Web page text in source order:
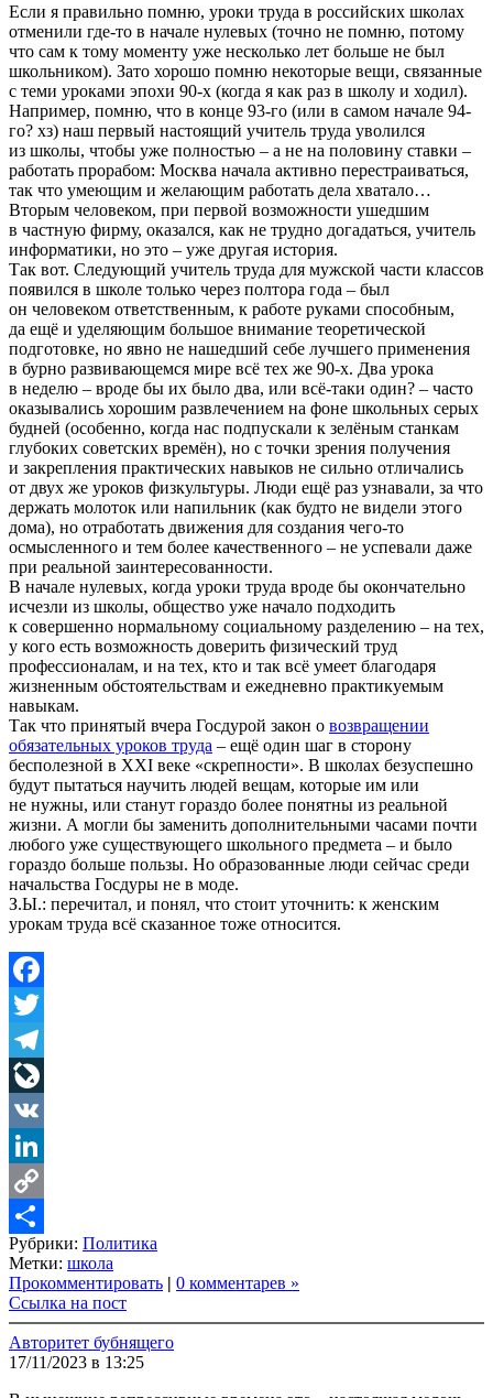
Если я правильно помню, уроки труда в российских школах
отменили где-то в начале нулевых (точно не помню, потому
что сам к тому моменту уже несколько лет больше не был
школьником). Зато хорошо помню некоторые вещи, связанные
с теми уроками эпохи 90-х (когда я как раз в школу и ходил).
Например, помню, что в конце 93-го (или в самом начале 94-
го? хз) наш первый настоящий учитель труда уволился
из школы, чтобы уже полностью – а не на половину ставки –
работать прорабом: Москва начала активно перестраиваться,
так что умеющим и желающим работать дела хватало…
Вторым человеком, при первой возможности ушедшим
в частную фирму, оказался, как не трудно догадаться, учитель
информатики, но это – уже другая история.
Так вот. Следующий учитель труда для мужской части классов
появился в школе только через полтора года – был
он человеком ответственным, к работе руками способным,
да ещё и уделяющим большое внимание теоретической
подготовке, но явно не нашедший себе лучшего применения
в бурно развивающемся мире всё тех же 90-х. Два урока
в неделю – вроде бы их было два, или всё-таки один? – часто
оказывались хорошим развлечением на фоне школьных серых
будней (особенно, когда нас подпускали к зелёным станкам
глубоких советских времён), но с точки зрения получения
и закрепления практических навыков не сильно отличались
от двух же уроков физкультуры. Люди ещё раз узнавали, за что
держать молоток или напильник (как будто не видели этого
дома), но отработать движения для создания чего-то
осмысленного и тем более качественного – не успевали даже
при реальной заинтересованности.
В начале нулевых, когда уроки труда вроде бы окончательно
исчезли из школы, общество уже начало подходить
к совершенно нормальному социальному разделению – на тех,
у кого есть возможность доверить физический труд
профессионалам, и на тех, кто и так всё умеет благодаря
жизненным обстоятельствам и ежедневно практикуемым
навыкам.
Так что принятый вчера Госдурой закон о возвращении
обязательных уроков труда – ещё один шаг в сторону
бесполезной в XXI веке «скрепности». В школах безуспешно
будут пытаться научить людей вещам, которые им или
не нужны, или станут гораздо более понятны из реальной
жизни. А могли бы заменить дополнительными часами почти
любого уже существующего школьного предмета – и было
гораздо больше пользы. Но образованные люди сейчас среди
начальства Госдуры не в моде.
З.Ы.: перечитал, и понял, что стоит уточнить: к женским
урокам труда всё сказанное тоже относится.
Facebook
Twitter
Telegram
LiveJournal
VK
LinkedIn
Copy
Link
Share
Рубрики: Политика
Метки: школа
Прокомментировать | 0 комментарев »
Ссылка на пост
Авторитет бубнящего
17/11/2023 в 13:25